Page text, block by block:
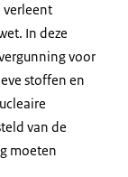
verleent
In deze
voor
stoffen en
van de
moeten